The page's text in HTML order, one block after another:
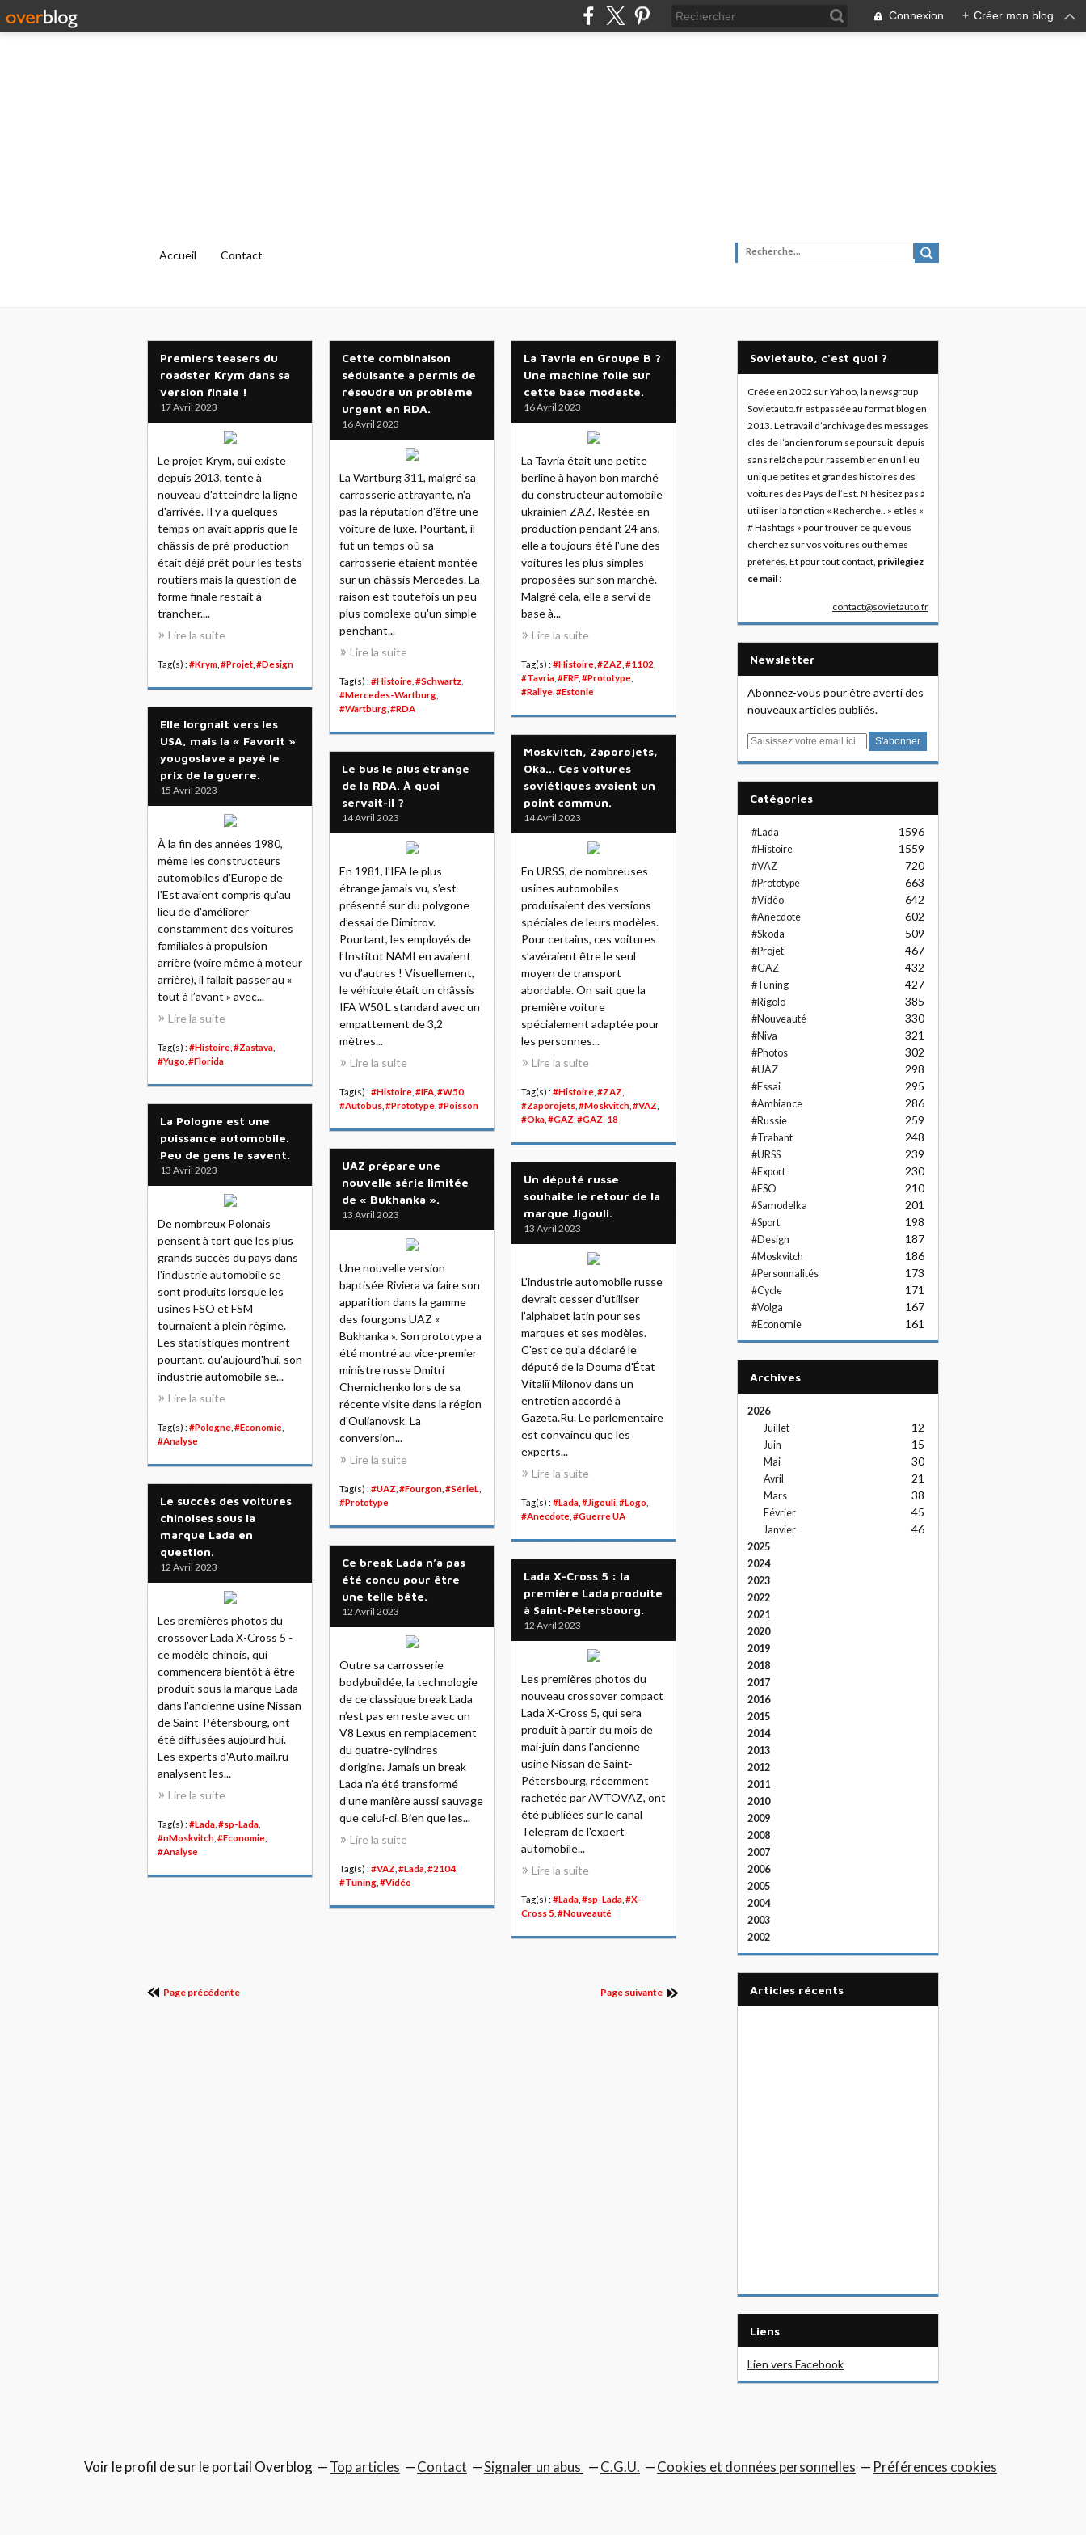
Connexion + Créer mon blog
Accueil Contact
Premiers teasers du
roadster Krym dans sa
version finale !
17 Avril 2023
Le projet Krym, qui existe
depuis 2013, tente à
nouveau d'atteindre la ligne
d'arrivée. Il y a quelques
temps on avait appris que le
châssis de pré-production
était déjà prêt pour les tests
routiers mais la question de
forme finale restait à
trancher....
Lire la suite
Tag(s) : #Krym #Projet #Design
Cette combinaison
séduisante a permis de
résoudre un problème
urgent en RDA.
16 Avril 2023
La Wartburg 311, malgré sa
carrosserie attrayante, n'a
pas la réputation d'être une
voiture de luxe. Pourtant, il
fut un temps où sa
carrosserie étaient montée
sur un châssis Mercedes. La
raison est toutefois un peu
plus complexe qu'un simple
penchant...
Lire la suite
Tag(s) : #Histoire #Schwartz
#Mercedes-Wartburg
#Wartburg #RDA
La Tavria en Groupe B ?
Une machine folle sur
cette base modeste.
16 Avril 2023
La Tavria était une petite
berline à hayon bon marché
du constructeur automobile
ukrainien ZAZ. Restée en
production pendant 24 ans,
elle a toujours été l'une des
voitures les plus simples
proposées sur son marché.
Malgré cela, elle a servi de
base à...
Lire la suite
Tag(s) : #Histoire #ZAZ #1102
#Tavria #ERF #Prototype
#Rallye #Estonie
Elle lorgnait vers les
USA, mais la « Favorit »
yougoslave a payé le
prix de la guerre.
15 Avril 2023
À la fin des années 1980,
même les constructeurs
automobiles d'Europe de
l'Est avaient compris qu'au
lieu de d'améliorer
constamment des voitures
familiales à propulsion
arrière (voire même à moteur
arrière), il fallait passer au «
tout à l’avant » avec...
Lire la suite
Tag(s) : #Histoire #Zastava
#Yugo #Florida
Moskvitch, Zaporojets,
Oka... Ces voitures
soviétiques avaient un
point commun.
14 Avril 2023
En URSS, de nombreuses
usines automobiles
produisaient des versions
spéciales de leurs modèles.
Pour certains, ces voitures
s’avéraient être le seul
moyen de transport
abordable. On sait que la
première voiture
spécialement adaptée pour
les personnes...
Lire la suite
Tag(s) : #Histoire #ZAZ
#Zaporojets #Moskvitch #VAZ
#Oka #GAZ #GAZ-18
Le bus le plus étrange
de la RDA. À quoi
servait-il ?
14 Avril 2023
En 1981, l'IFA le plus
étrange jamais vu, s’est
présenté sur du polygone
d’essai de Dimitrov.
Pourtant, les employés de
l’Institut NAMI en avaient
vu d’autres ! Visuellement,
le véhicule était un châssis
IFA W50 L standard avec un
empattement de 3,2
mètres...
Lire la suite
Tag(s) : #Histoire #IFA #W50,
#Autobus #Prototype #Poisson
La Pologne est une
puissance automobile.
Peu de gens le savent.
13 Avril 2023
De nombreux Polonais
pensent à tort que les plus
grands succès du pays dans
l'industrie automobile se
sont produits lorsque les
usines FSO et FSM
tournaient à plein régime.
Les statistiques montrent
pourtant, qu'aujourd'hui, son
industrie automobile se...
Lire la suite
Tag(s) : #Pologne #Economie
#Analyse
UAZ prépare une
nouvelle série limitée
de « Bukhanka ».
13 Avril 2023
Une nouvelle version
baptisée Riviera va faire son
apparition dans la gamme
des fourgons UAZ «
Bukhanka ». Son prototype a
été montré au vice-premier
ministre russe Dmitri
Chernichenko lors de sa
récente visite dans la région
d'Oulianovsk. La
conversion...
Lire la suite
Tag(s) : #UAZ #Fourgon #SérieL
#Prototype
Un député russe
souhaite le retour de la
marque Jigouli.
13 Avril 2023
L'industrie automobile russe
devrait cesser d'utiliser
l'alphabet latin pour ses
marques et ses modèles.
C'est ce qu'a déclaré le
député de la Douma d'État
Vitaliï Milonov dans un
entretien accordé à
Gazeta.Ru. Le parlementaire
est convaincu que les
experts...
Lire la suite
Tag(s) : #Lada #Jigouli #Logo
#Anecdote #Guerre UA
Le succès des voitures
chinoises sous la
marque Lada en
question.
12 Avril 2023
Les premières photos du
crossover Lada X-Cross 5 -
ce modèle chinois, qui
commencera bientôt à être
produit sous la marque Lada
dans l'ancienne usine Nissan
de Saint-Pétersbourg, ont
été diffusées aujourd'hui.
Les experts d'Auto.mail.ru
analysent les...
Lire la suite
Tag(s) : #Lada #sp-Lada
#nMoskvitch #Economie
#Analyse
Ce break Lada n’a pas
été conçu pour être
une telle bête.
12 Avril 2023
Outre sa carrosserie
bodybuildée, la technologie
de ce classique break Lada
n’est pas en reste avec un
V8 Lexus en remplacement
du quatre-cylindres
d’origine. Jamais un break
Lada n’a été transformé
d’une manière aussi sauvage
que celui-ci. Bien que les...
Lire la suite
Tag(s) : #VAZ #Lada #2104,
#Tuning #Vidéo
Lada X-Cross 5 : la
première Lada produite
à Saint-Pétersbourg.
12 Avril 2023
Les premières photos du
nouveau crossover compact
Lada X-Cross 5, qui sera
produit à partir du mois de
mai-juin dans l'ancienne
usine Nissan de Saint-
Pétersbourg, récemment
rachetée par AVTOVAZ, ont
été publiées sur le canal
Telegram de l'expert
automobile...
Lire la suite
Tag(s) : #Lada #sp-Lada #X-
Cross 5 #Nouveauté
Page précédente Page suivante
Sovietauto, c'est quoi ?
Créée en 2002 sur Yahoo, la newsgroup
Sovietauto.fr est passée au format blog en
2013. Le travail d’archivage des messages
clés de l’ancien forum se poursuit depuis
sans relâche pour rassembler en un lieu
unique petites et grandes histoires des
voitures des Pays de l’Est. N'hésitez pas à
utiliser la fonction « Recherche.. » et les «
# Hashtags » pour trouver ce que vous
cherchez sur vos voitures ou thèmes
préférés. Et pour tout contact, privilégiez
ce mail:
contact@sovietauto.fr
Newsletter
Abonnez-vous pour être averti des
nouveaux articles publiés.
E
Catégories
#Lada 1596
#Histoire 1559
#VAZ 720
#Prototype 663
#Vidéo 642
#Anecdote 602
#Skoda 509
#Projet 467
#GAZ 432
#Tuning 427
#Rigolo 385
#Nouveauté 330
#Niva 321
#Photos 302
#UAZ 298
#Essai 295
#Ambiance 286
#Russie 259
#Trabant 248
#URSS 239
#Export 230
#FSO 210
#Samodelka 201
#Sport 198
#Design 187
#Moskvitch 186
#Personnalités 173
#Cycle 171
#Volga 167
#Economie 161
Archives
2026
Juillet
12
Juin 15
Mai 30
Avril 21
Mars 38
Février 45
Janvier 46
2025
2024
2023
2022
2021
2020
2019
2018
2017
2016
2015
2014
2013
2012
2011
2010
2009
2008
2007
2006
2005
2004
2003
2002
articles récents
Liens
Lien vers Facebook
Voir le profil desur le portail Overblog Top articles Contact Signaler un abus C.G.U. Cookies et données personnelles Préférences cookies